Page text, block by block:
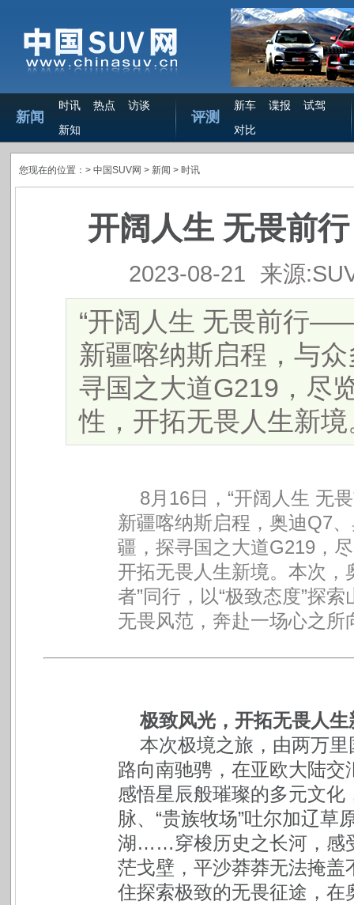
新闻
时讯 热点
访谈
新知
评测
新车 谍报
试驾
对比
您现在的位置：> 中国SUV网 > 新闻 > 时讯
开阔人生 无畏前
2023-08-21 来源
“开阔人生 无畏前行
新疆喀纳斯启程，与
寻国之大道G219，尽
性，开拓无畏人生新境
8月16日，“开阔人生 无
新疆喀纳斯启程，奥迪Q7
疆，探寻国之大道G219，
开拓无畏人生新境。 本次，
者”同行，以“极致态度”探
无畏风范，奔赴一场心之所
极致风光，开拓无畏人生
本次极境之旅，由两万
路向南驰骋，在亚欧大陆
感悟星辰般璀璨的多元文化
脉、“贵族牧场”吐尔加辽草
湖……穿梭历史之长河，感
茫戈壁，平沙莽莽无法掩
住探索极致的无畏征途，